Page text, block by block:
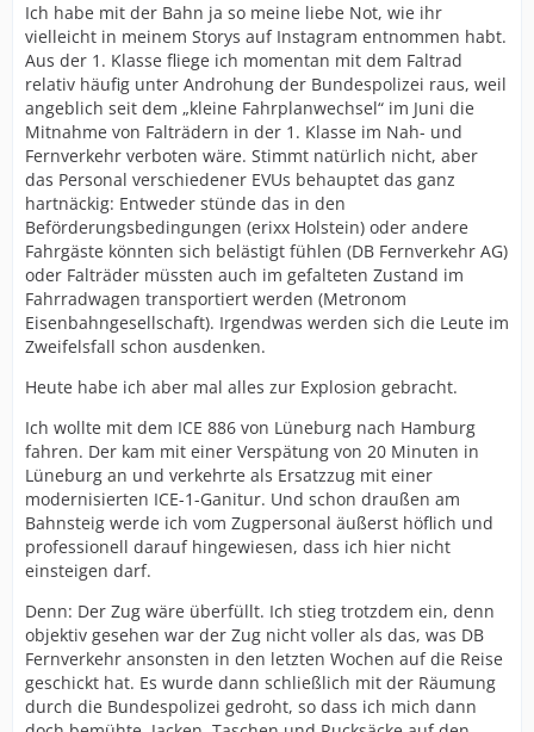
Ich habe mit der Bahn ja so meine liebe Not, wie ihr
vielleicht in meinem Storys auf Instagram entnommen habt.
Aus der 1. Klasse fliege ich momentan mit dem Faltrad
relativ häufig unter Androhung der Bundespolizei raus, weil
angeblich seit dem „kleine Fahrplanwechsel“ im Juni die
Mitnahme von Falträdern in der 1. Klasse im Nah- und
Fernverkehr verboten wäre. Stimmt natürlich nicht, aber
das Personal verschiedener EVUs behauptet das ganz
hartnäckig: Entweder stünde das in den
Beförderungsbedingungen (erixx Holstein) oder andere
Fahrgäste könnten sich belästigt fühlen (DB Fernverkehr AG)
oder Falträder müssten auch im gefalteten Zustand im
Fahrradwagen transportiert werden (Metronom
Eisenbahngesellschaft). Irgendwas werden sich die Leute im
Zweifelsfall schon ausdenken.
Heute habe ich aber mal alles zur Explosion gebracht.
Ich wollte mit dem ICE 886 von Lüneburg nach Hamburg
fahren. Der kam mit einer Verspätung von 20 Minuten in
Lüneburg an und verkehrte als Ersatzzug mit einer
modernisierten ICE-1-Ganitur. Und schon draußen am
Bahnsteig werde ich vom Zugpersonal äußerst höflich und
professionell darauf hingewiesen, dass ich hier nicht
einsteigen darf.
Denn: Der Zug wäre überfüllt. Ich stieg trotzdem ein, denn
objektiv gesehen war der Zug nicht voller als das, was DB
Fernverkehr ansonsten in den letzten Wochen auf die Reise
geschickt hat. Es wurde dann schließlich mit der Räumung
durch die Bundespolizei gedroht, so dass ich mich dann